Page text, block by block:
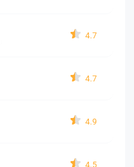
4.7
4.7
4.9
4.5